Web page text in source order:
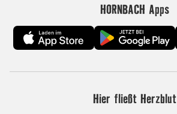
HORNBACH Apps
Hier fließt Herzblut